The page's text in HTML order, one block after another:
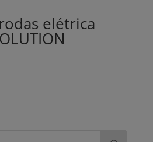
elétrica